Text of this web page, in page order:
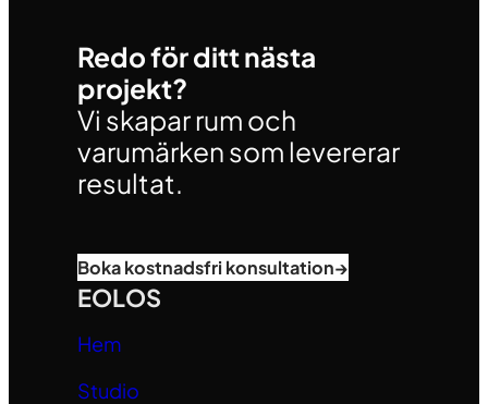
Redo för ditt nästa
projekt?
Vi skapar rum och
varumärken som levererar
resultat.
Boka kostnadsfri konsultation→
EOLOS
Hem
Studio